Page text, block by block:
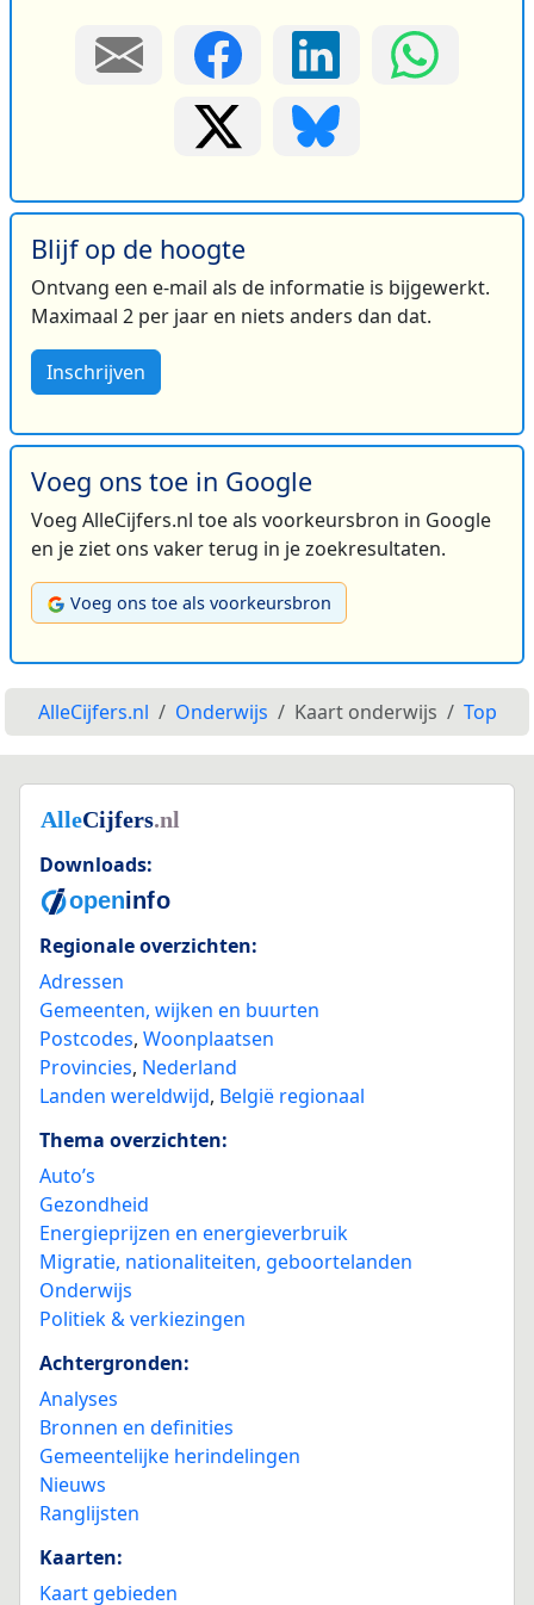
Blijf op de hoogte
Ontvang een e-mail als de informatie is bijgewerkt.
Maximaal 2 per jaar en niets anders dan dat.
Inschrijven
Voeg ons toe in Google
Voeg AlleCijfers.nl toe als voorkeursbron in Google
en je ziet ons vaker terug in je zoekresultaten.
Voeg ons toe als voorkeursbron
AlleCijfers.nl Onderwijs Kaart onderwijs Top
Downloads:
Regionale overzichten:
Adressen
Gemeenten, wijken en buurten
Postcodes, Woonplaatsen
Provincies, Nederland
Landen wereldwijd, België regionaal
Thema overzichten:
Auto’s
Gezondheid
Energieprijzen en energieverbruik
Migratie, nationaliteiten, geboortelanden
Onderwijs
Politiek & verkiezingen
Achtergronden:
Analyses
Bronnen en definities
Gemeentelijke herindelingen
Nieuws
Ranglijsten
Kaarten:
Kaart gebieden